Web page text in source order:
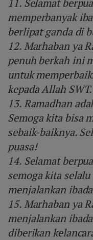
memperbanyak
berlipat ganda di
12. Marhaban ya
penuh berkah ini
untuk
kepada Allah SWT.
13. Ramadhan
Semoga kita bisa
sebaik-baiknya.
puasa!
14. Selamat
semoga kita
menjalankan
15. Marhaban ya
menjalankan
diberikan